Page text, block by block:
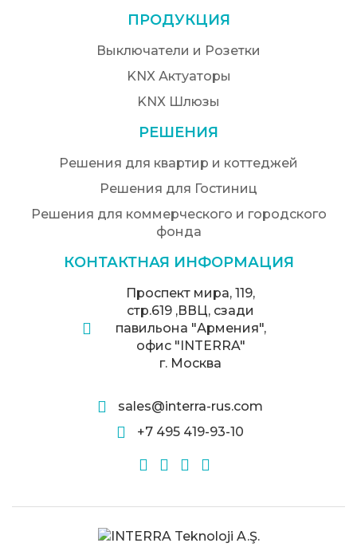
ПРОДУКЦИЯ
Выключатели и Розетки
KNX Актуаторы
KNX Шлюзы
РЕШЕНИЯ
Решения для квартир и коттеджей
Решения для Гостиниц
Решения для коммерческого и городского
фонда
КОНТАКТНАЯ ИНФОРМАЦИЯ
Проспект мира, 119,
стр.619 ,ВВЦ, сзади
павильона "Армения",
офис "INTERRA"
г. Москва
sales@interra-rus.com
+7 495 419-93-10